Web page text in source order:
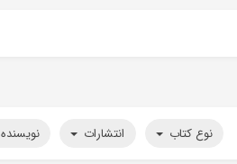
نوع کتاب انتشارات نویسنده